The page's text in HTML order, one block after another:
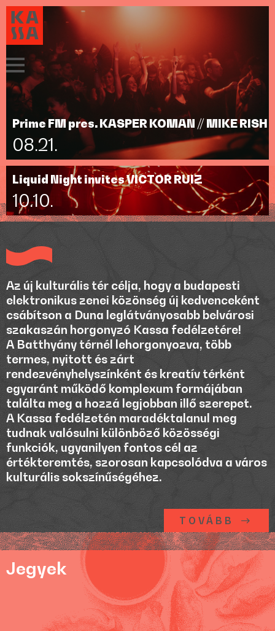
Prime FM pres. KASPER KOMAN // MIKE RISH
08.21.
Liquid Night invites VICTOR RUIZ
10.10.
Az új kulturális tér célja, hogy a budapesti
elektronikus zenei közönség új kedvenceként
csábítson a Duna leglátványosabb belvárosi
szakaszán horgonyzó Kassa fedélzetére!
A Batthyány térnél lehorgonyozva, több
termes, nyitott és zárt
rendezvényhelyszínként és kreatív térként
egyaránt működő komplexum formájában
találta meg a hozzá legjobban illő szerepet.
A Kassa fedélzetén maradéktalanul meg
tudnak valósulni különböző közösségi
funkciók, ugyanilyen fontos cél az
értékteremtés, szorosan kapcsolódva a város
kulturális sokszínűségéhez.
TOVÁBB
Jegyek